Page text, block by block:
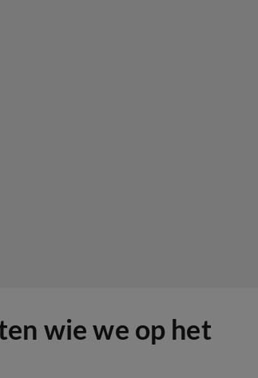
wie we op het